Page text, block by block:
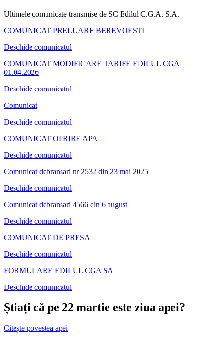
Ultimele comunicate transmise de SC Edilul C.G.A. S.A.
COMUNICAT PRELUARE BEREVOESTI
Deschide comunicatul
COMUNICAT MODIFICARE TARIFE EDILUL CGA
01.04.2026
Deschide comunicatul
Comunicat
Deschide comunicatul
COMUNICAT OPRIRE APA
Deschide comunicatul
Comunicat debransari nr 2532 din 23 mai 2025
Deschide comunicatul
Comunicat debransari 4566 din 6 august
Deschide comunicatul
COMUNICAT DE PRESA
Deschide comunicatul
FORMULARE EDILUL CGA SA
Deschide comunicatul
Știați că pe 22 martie este ziua apei?
Citește povestea apei